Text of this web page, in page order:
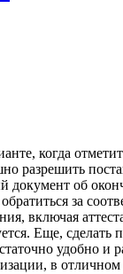
когда
разрешить
об
за
включая
Еще,
удобно и
в